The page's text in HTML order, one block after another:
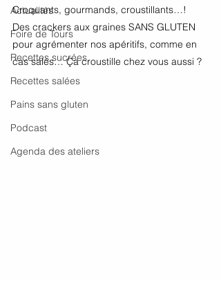
Actualités
Foire de Tours
Recettes sucrées
Recettes salées
Pains sans gluten
Podcast
Agenda des ateliers
Croquants, gourmands, croustillants…!
Des crackers aux graines SANS GLUTEN
pour agrémenter nos apéritifs, comme en
cas salés… Ça croustille chez vous aussi ?